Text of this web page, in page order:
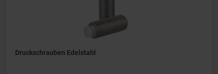
Druckschrauben Edelstahl